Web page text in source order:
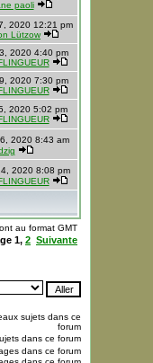
paoli
2020 12:21 pm
Lützow
2020 4:40 pm
2020 7:30 pm
2020 5:02 pm
2020 8:43 am
2020 8:08 pm
au format GMT
1, 2 Suivante
sujets dans ce
forum
dans ce forum
dans ce forum